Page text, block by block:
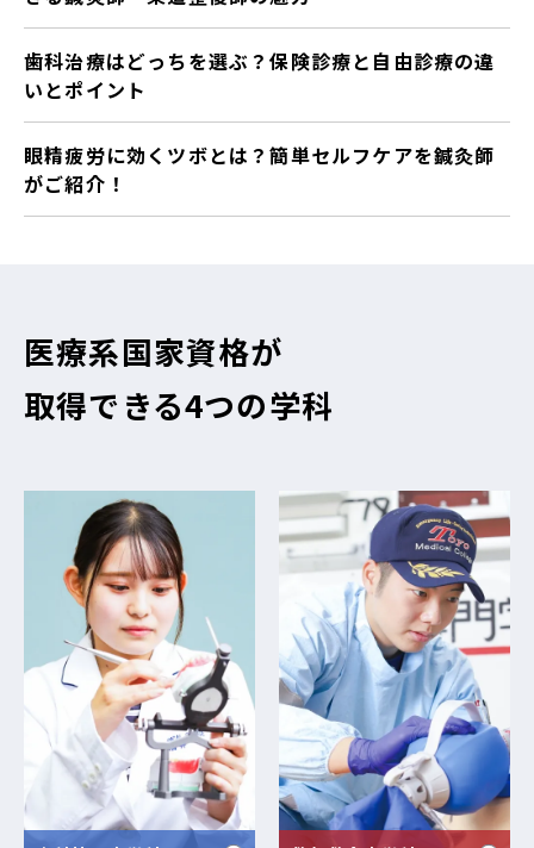
歯科治療はどっちを選ぶ？保険診療と自由診療の違
いとポイント
眼精疲労に効くツボとは？簡単セルフケアを鍼灸師
がご紹介！
医療系国家資格が
取得できる4つの学科